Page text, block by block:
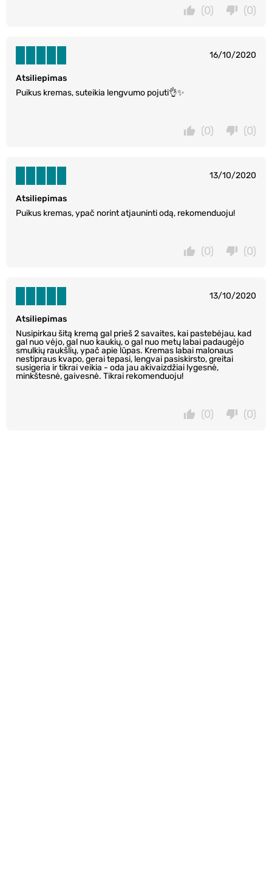
(0)
(0)
16/10/2020
Atsiliepimas
Puikus kremas, suteikia lengvumo pojuti👌✨
(0)
(0)
13/10/2020
Atsiliepimas
Puikus kremas, ypač norint atjauninti odą, rekomenduoju!
(0)
(0)
13/10/2020
Atsiliepimas
Nusipirkau šitą kremą gal prieš 2 savaites, kai pastebėjau, kad
gal nuo vėjo, gal nuo kaukių, o gal nuo metų labai padaugėjo
smulkių raukšlių, ypač apie lūpas. Kremas labai malonaus
nestipraus kvapo, gerai tepasi, lengvai pasiskirsto, greitai
susigeria ir tikrai veikia - oda jau akivaizdžiai lygesnė,
minkštesnė, gaivesnė. Tikrai rekomenduoju!
(0)
(0)